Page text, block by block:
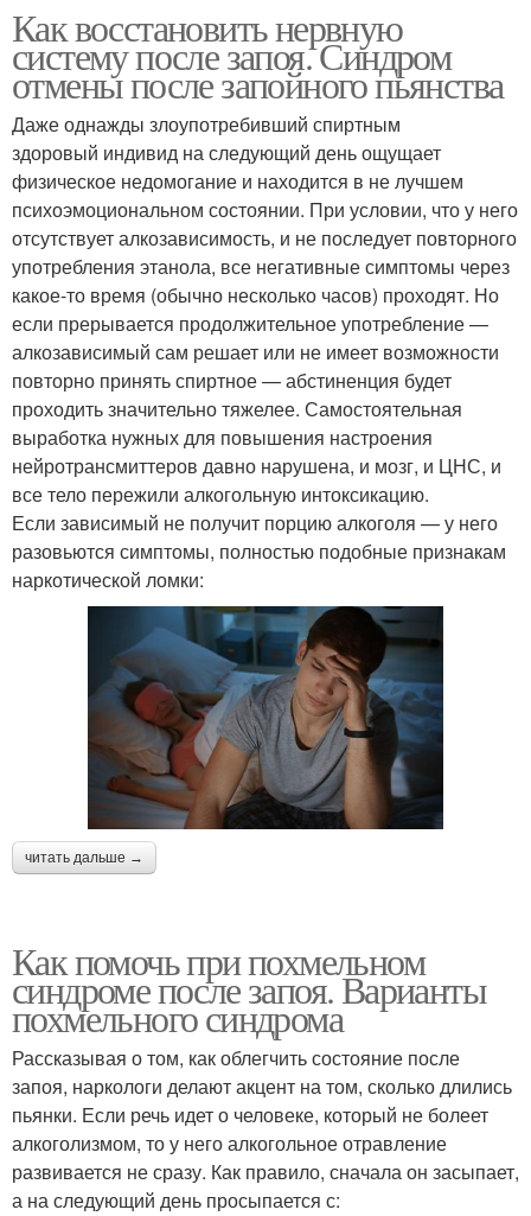
Как восстановить нервную
систему после запоя. Синдром
отмены после запойного пьянства
Даже однажды злоупотребивший спиртным
здоровый индивид на следующий день ощущает
физическое недомогание и находится в не лучшем
психоэмоциональном состоянии. При условии, что у него
отсутствует алкозависимость, и не последует повторного
употребления этанола, все негативные симптомы через
какое-то время (обычно несколько часов) проходят. Но
если прерывается продолжительное употребление —
алкозависимый сам решает или не имеет возможности
повторно принять спиртное — абстиненция будет
проходить значительно тяжелее. Самостоятельная
выработка нужных для повышения настроения
нейротрансмиттеров давно нарушена, и мозг, и ЦНС, и
все тело пережили алкогольную интоксикацию.
Если зависимый не получит порцию алкоголя — у него
разовьются симптомы, полностью подобные признакам
наркотической ломки:
читать дальше →
Как помочь при похмельном
синдроме после запоя. Варианты
похмельного синдрома
Рассказывая о том, как облегчить состояние после
запоя, наркологи делают акцент на том, сколько длились
пьянки. Если речь идет о человеке, который не болеет
алкоголизмом, то у него алкогольное отравление
развивается не сразу. Как правило, сначала он засыпает,
а на следующий день просыпается с: